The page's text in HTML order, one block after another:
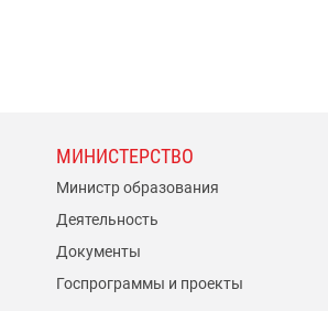
МИНИСТЕРСТВО
Министр образования
Деятельность
Документы
Госпрограммы и проекты